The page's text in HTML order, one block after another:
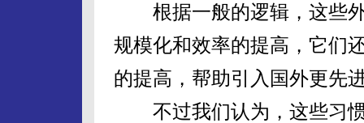
根据一般的逻辑，这些外
规模化和效率的提高，它们
的提高，帮助引入国外更先
不过我们认为，这些习惯